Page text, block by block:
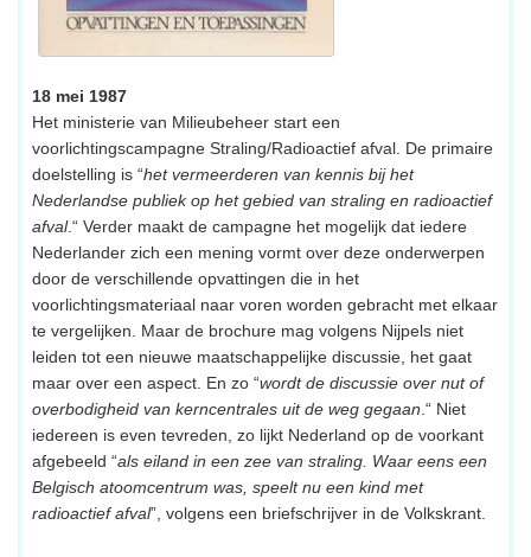
18 mei 1987
Het ministerie van Milieubeheer start een
voorlichtingscampagne Straling/Radioactief afval. De primaire
doelstelling is “het vermeerderen van kennis bij het
Nederlandse publiek op het gebied van straling en radioactief
afval.“ Verder maakt de campagne het mogelijk dat iedere
Nederlander zich een mening vormt over deze onderwerpen
door de verschillende opvattingen die in het
voorlichtingsmateriaal naar voren worden gebracht met elkaar
te vergelijken. Maar de brochure mag volgens Nijpels niet
leiden tot een nieuwe maatschappelijke discussie, het gaat
maar over een aspect. En zo “wordt de discussie over nut of
overbodigheid van kerncentrales uit de weg gegaan .“ Niet
iedereen is even tevreden, zo lijkt Nederland op de voorkant
afgebeeld “als eiland in een zee van straling. Waar eens een
Belgisch atoomcentrum was, speelt nu een kind met
radioactief afval”, volgens een briefschrijver in de Volkskrant.